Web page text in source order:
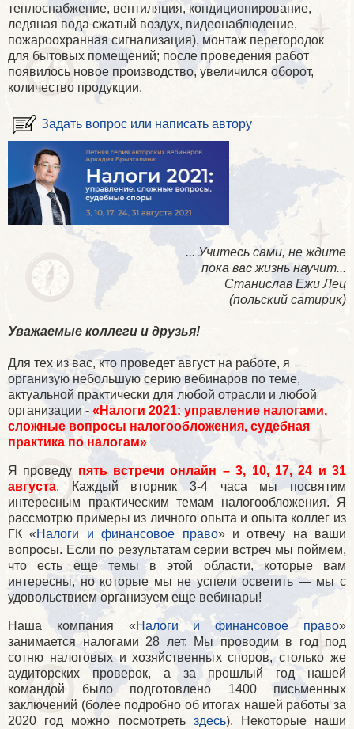
теплоснабжение, вентиляция, кондиционирование,
ледяная вода сжатый воздух, видеонаблюдение,
пожароохранная сигнализация), монтаж перегородок
для бытовых помещений; после проведения работ
появилось новое производство, увеличился оборот,
количество продукции.
Задать вопрос или написать автору
... Учитесь сами, не ждите
пока вас жизнь научит...
Станислав Ежи Лец
(польский сатирик)
Уважаемые коллеги и друзья!
Для тех из вас, кто проведет август на работе, я
организую небольшую серию вебинаров по теме,
актуальной практически для любой отрасли и любой
организации- «Налоги 2021: управление налогами,
сложные вопросы налогообложения, судебная
практика по налогам»
Я проведу пять встречи онлайн – 3, 10, 17, 24 и 31
августа. Каждый вторник 3-4 часа мы посвятим
интересным практическим темам налогообложения. Я
рассмотрю примеры из личного опыта и опыта коллег из
ГК «Налоги и финансовое право» и отвечу на ваши
вопросы. Если по результатам серии встреч мы поймем,
что есть еще темы в этой области, которые вам
интересны, но которые мы не успели осветить — мы с
удовольствием организуем еще вебинары!
Наша компания «Налоги и финансовое право»
занимается налогами 28 лет. Мы проводим в год под
сотню налоговых и хозяйственных споров, столько же
аудиторских проверок, а за прошлый год нашей
командой было подготовлено 1400 письменных
заключений (более подробно об итогах нашей работы за
2020 год можно посмотреть здесь). Некоторые наши